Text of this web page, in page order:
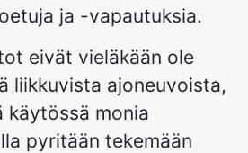
ja -vapautuksia.
eivät vieläkään ole
liikkuvista ajoneuvoista,
käytössä monia
pyritään tekemään